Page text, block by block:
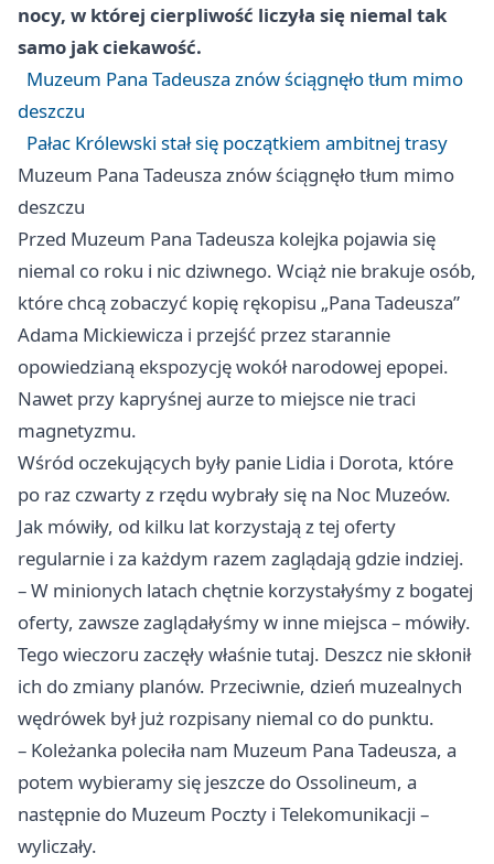
nocy, w której cierpliwość liczyła się niemal tak
samo jak ciekawość.
Muzeum Pana Tadeusza znów ściągnęło tłum mimo
deszczu
Pałac Królewski stał się początkiem ambitnej trasy
Muzeum Pana Tadeusza znów ściągnęło tłum mimo
deszczu
Przed Muzeum Pana Tadeusza kolejka pojawia się
niemal co roku i nic dziwnego. Wciąż nie brakuje osób,
które chcą zobaczyć kopię rękopisu „Pana Tadeusza”
Adama Mickiewicza i przejść przez starannie
opowiedzianą ekspozycję wokół narodowej epopei.
Nawet przy kapryśnej aurze to miejsce nie traci
magnetyzmu.
Wśród oczekujących były panie Lidia i Dorota, które
po raz czwarty z rzędu wybrały się na Noc Muzeów.
Jak mówiły, od kilku lat korzystają z tej oferty
regularnie i za każdym razem zaglądają gdzie indziej.
– W minionych latach chętnie korzystałyśmy z bogatej
oferty, zawsze zaglądałyśmy w inne miejsca – mówiły.
Tego wieczoru zaczęły właśnie tutaj. Deszcz nie skłonił
ich do zmiany planów. Przeciwnie, dzień muzealnych
wędrówek był już rozpisany niemal co do punktu.
– Koleżanka poleciła nam Muzeum Pana Tadeusza, a
potem wybieramy się jeszcze do Ossolineum, a
następnie do Muzeum Poczty i Telekomunikacji –
wyliczały.